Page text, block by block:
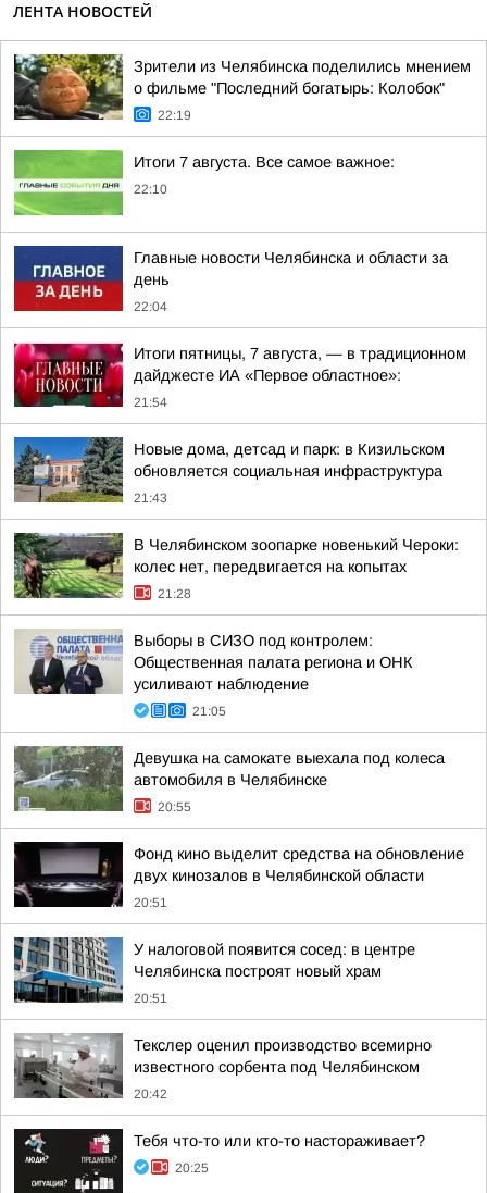
ЛЕНТА НОВОСТЕЙ
Зрители из Челябинска поделились мнением
о фильме "Последний богатырь: Колобок"
22:19
Итоги 7 августа. Все самое важное:
22:10
Главные новости Челябинска и области за
день
22:04
Итоги пятницы, 7 августа, — в традиционном
дайджесте ИА «Первое областное»:
21:54
Новые дома, детсад и парк: в Кизильском
обновляется социальная инфраструктура
21:43
В Челябинском зоопарке новенький Чероки:
колес нет, передвигается на копытах
21:28
Выборы в СИЗО под контролем:
Общественная палата региона и ОНК
усиливают наблюдение
21:05
Девушка на самокате выехала под колеса
автомобиля в Челябинске
20:55
Фонд кино выделит средства на обновление
двух кинозалов в Челябинской области
20:51
У налоговой появится сосед: в центре
Челябинска построят новый храм
20:51
Текслер оценил производство всемирно
известного сорбента под Челябинском
20:42
Тебя что-то или кто-то настораживает?
20:25